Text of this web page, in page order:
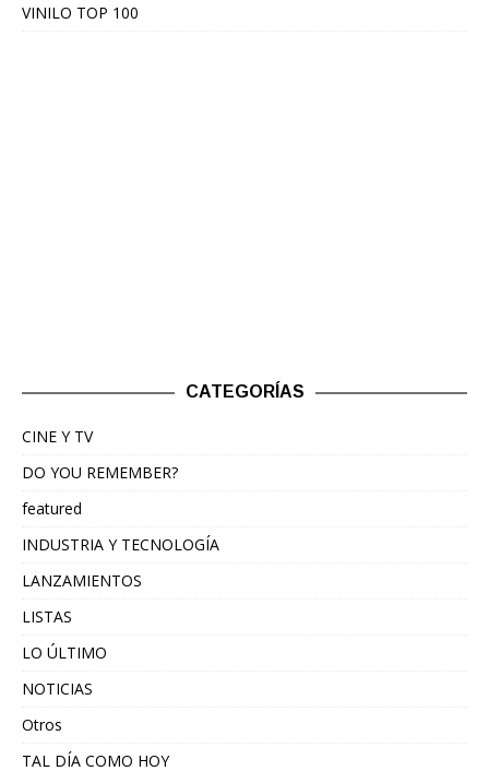
VINILO TOP 100
CATEGORÍAS
CINE Y TV
DO YOU REMEMBER?
featured
INDUSTRIA Y TECNOLOGÍA
LANZAMIENTOS
LISTAS
LO ÚLTIMO
NOTICIAS
Otros
TAL DÍA COMO HOY